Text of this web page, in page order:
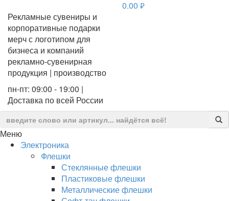
Рекламные сувениры и
корпоративные подарки
мерч с логотипом для
бизнеса и компаний
рекламно-сувенирная
продукция | производство
пн-пт: 09:00 - 19:00 |
Доставка по всей России
0.00 руб.
Меню
Электроника
Флешки
Стеклянные флешки
Пластиковые флешки
Металлические флешки